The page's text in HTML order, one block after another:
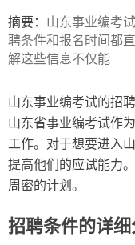
摘要： 山东事业编考
聘条件和报名时间都
解这些信息不仅能
山东事业编考试的招
山东省事业编考试作
工作。对于想要进入
提高他们的应试能力
周密的计划。
招聘条件的详